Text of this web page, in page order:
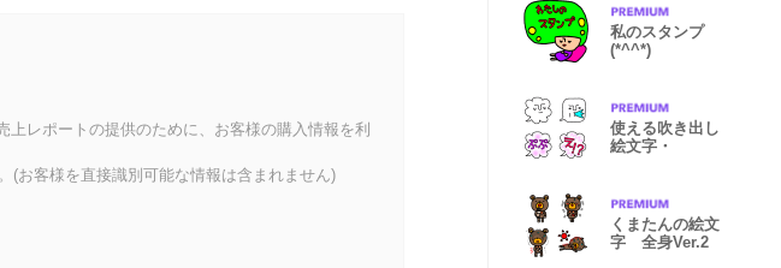
レポートの提供のために、お客様の購入情報を利
(お客様を直接識別可能な情報は含まれません)
私のスタンプ
(*^^*)
使える吹き出し
絵文字・
くまたんの絵文
字 全身Ver.2